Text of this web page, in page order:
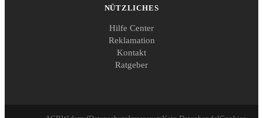
NÜTZLICHES
Hilfe Center
Reklamation
Kontakt
Ratgeber